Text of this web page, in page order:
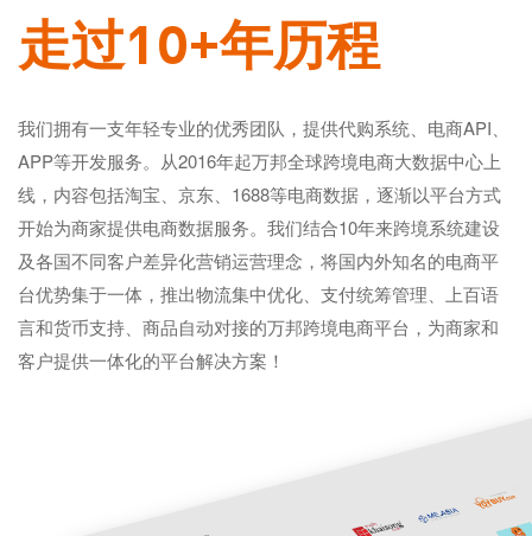
走过10+年历程
我们拥有一支年轻专业的优秀团队，提供代购系统、电商API、
APP等开发服务。从2016年起万邦全球跨境电商大数据中心上
线，内容包括淘宝、京东、1688等电商数据，逐渐以平台方式
开始为商家提供电商数据服务。我们结合10年来跨境系统建设
及各国不同客户差异化营销运营理念，将国内外知名的电商平
台优势集于一体，推出物流集中优化、支付统筹管理、上百语
言和货币支持、商品自动对接的万邦跨境电商平台，为商家和
客户提供一体化的平台解决方案！